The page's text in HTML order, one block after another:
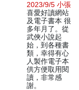
2023/9/5 小張
喜愛好讀網站
及電子書本 很
多年月了。從
武俠小說起
始，到各種書
類，幸得有心
人製作電子本
供方便取用閱
讀，非常感
謝。